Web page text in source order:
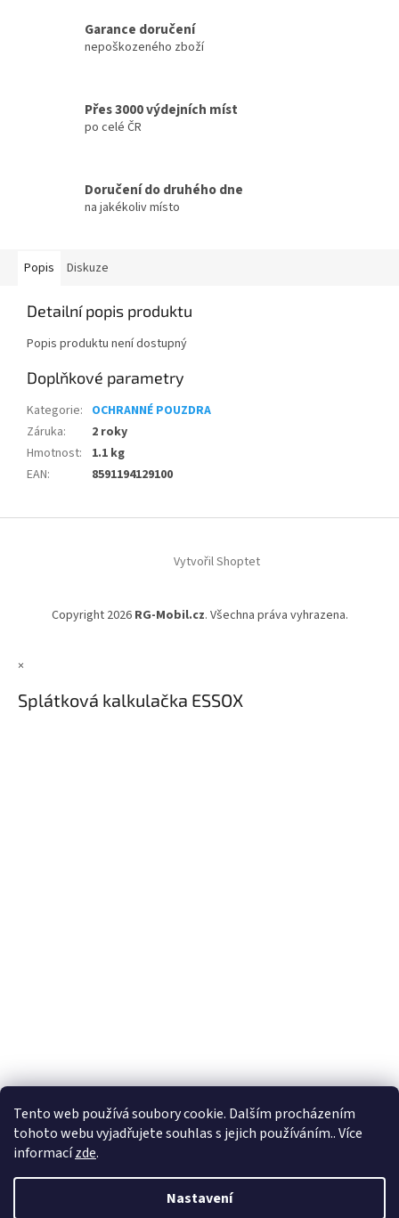
Tento web používá soubory cookie. Dalším procházením
tohoto webu vyjadřujete souhlas s jejich používáním.. Více
informacízde.
Nastavení
Garance doručení
nepoškozeného zboží
Přes 3000 výdejních míst
po celé ČR
Doručení do druhého dne
na jakékoliv místo
Popis Diskuze
Detailní popis produktu
Popis produktu není dostupný
Doplňkové parametry
Kategorie: OCHRANNÉ POUZDRA
Záruka:
2 roky
Hmotnost:
1.1 kg
EAN: 8591194129100
Vytvořil Shoptet
Copyright 2026 RG-Mobil.cz. Všechna práva vyhrazena.
×
Splátková kalkulačka ESSOX